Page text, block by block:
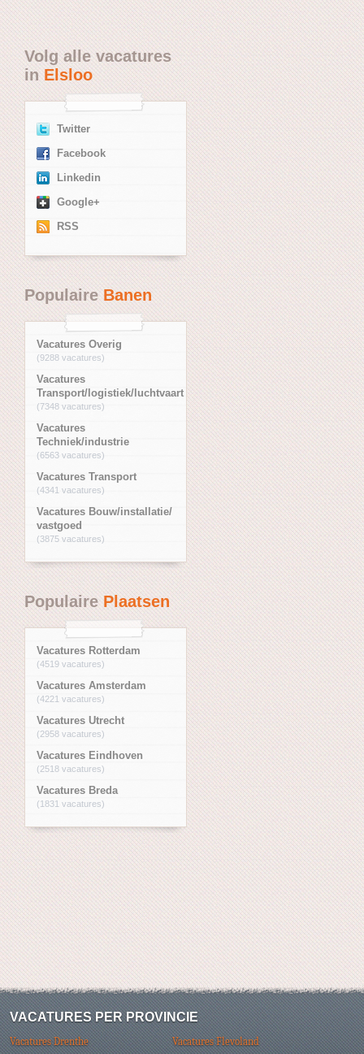
Volg alle vacatures
in Elsloo
Twitter
Facebook
Linkedin
Google+
RSS
PopulaireBanen
Vacatures Overig
(9288 vacatures)
Vacatures
Transport/logistiek/luchtvaart
(7348 vacatures)
Vacatures
Techniek/industrie
(6563 vacatures)
Vacatures Transport
(4341 vacatures)
Vacatures Bouw/installatie/
vastgoed
(3875 vacatures)
PopulairePlaatsen
Vacatures Rotterdam
(4519 vacatures)
Vacatures Amsterdam
(4221 vacatures)
Vacatures Utrecht
(2958 vacatures)
Vacatures Eindhoven
(2518 vacatures)
Vacatures Breda
(1831 vacatures)
VACATURES PER PROVINCIE
Vacatures Drenthe Vacatures Flevoland